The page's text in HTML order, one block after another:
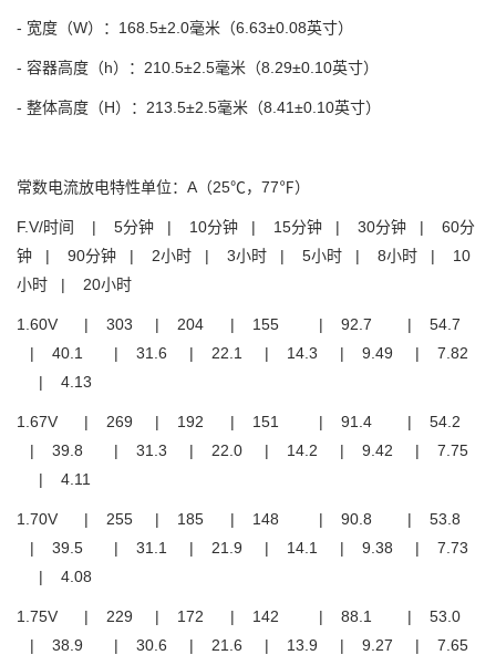
- 宽度（W）：168.5±2.0毫米（6.63±0.08英寸）
- 容器高度（h）：210.5±2.5毫米（8.29±0.10英寸）
- 整体高度（H）：213.5±2.5毫米（8.41±0.10英寸）
常数电流放电特性单位：A（25℃，77℉）
F.V/时间 | 5分钟 | 10分钟 | 15分钟 | 30分钟 | 60分
钟 | 90分钟 | 2小时 | 3小时 | 5小时 | 8小时 | 10
小时 | 20小时
1.60V | 303 | 204 | 155 | 92.7 | 54.7
| 40.1 | 31.6 | 22.1 | 14.3 | 9.49 | 7.82
| 4.13
1.67V | 269 | 192 | 151 | 91.4 | 54.2
| 39.8 | 31.3 | 22.0 | 14.2 | 9.42 | 7.75
| 4.11
1.70V | 255 | 185 | 148 | 90.8 | 53.8
| 39.5 | 31.1 | 21.9 | 14.1 | 9.38 | 7.73
| 4.08
1.75V | 229 | 172 | 142 | 88.1 | 53.0
| 38.9 | 30.6 | 21.6 | 13.9 | 9.27 | 7.65